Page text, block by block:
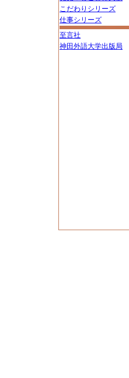
こだわりシリーズ
仕事シリーズ
至言社
神田外語大学出版局